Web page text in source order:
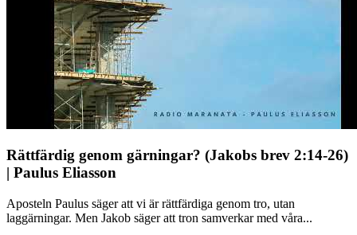
Rättfärdig genom gärningar? (Jakobs brev 2:14-26)
| Paulus Eliasson
Aposteln Paulus säger att vi är rättfärdiga genom tro, utan
laggärningar. Men Jakob säger att tron samverkar med våra...